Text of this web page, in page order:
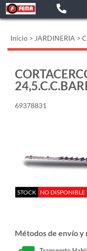
Inicio > JARDINERIA >
69378831
STOCK NO DISPONIBLE
Métodos de envío